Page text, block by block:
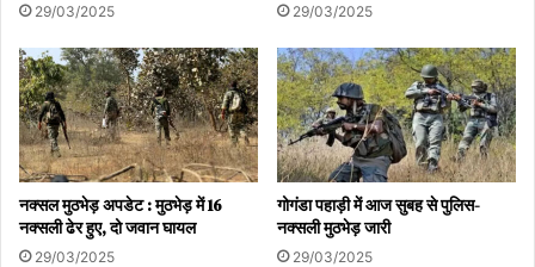
29/03/2025 29/03/2025
नक्सल मुठभेड़ अपडेट : मुठभेड़ में 16
नक्सली ढेर हुए, दो जवान घायल
29/03/2025
गोगंडा पहाड़ी में आज सुबह से पुलिस-
नक्सली मुठभेड़ जारी
29/03/2025